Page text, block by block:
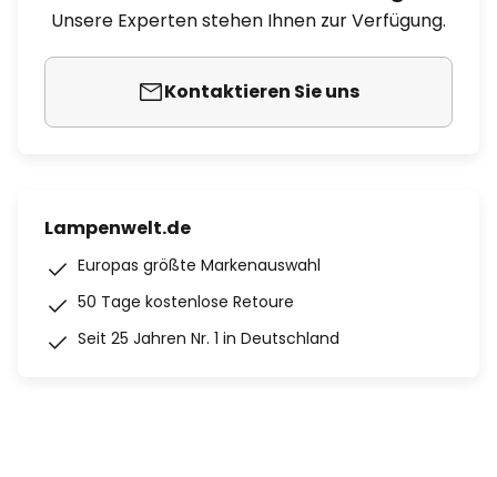
Unsere Experten stehen Ihnen zur Verfügung.
Kontaktieren Sie uns
Lampenwelt.de
Europas größte Markenauswahl
50 Tage kostenlose Retoure
Seit 25 Jahren Nr. 1 in Deutschland